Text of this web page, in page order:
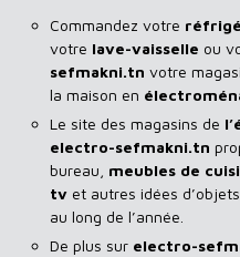
Commandez votre
votre lave-vaisselle ou
sefmakni.tn votre
la maison en
Le site des magasins de
electro-sefmakni.tn
bureau, meubles de
tv et autres idées
au long de l’année.
De plus sur electro-